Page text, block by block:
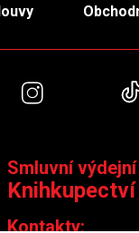
Smluvní
Kontakty: